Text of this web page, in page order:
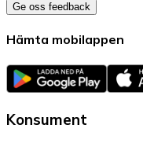
Ge oss feedback
Hämta mobilappen
Konsument